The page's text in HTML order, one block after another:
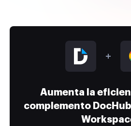
Aumenta la
complemento